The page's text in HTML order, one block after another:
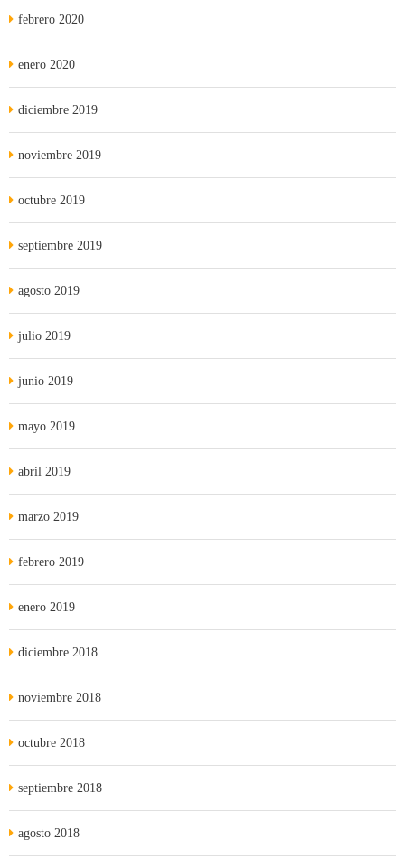
febrero 2020
enero 2020
diciembre 2019
noviembre 2019
octubre 2019
septiembre 2019
agosto 2019
julio 2019
junio 2019
mayo 2019
abril 2019
marzo 2019
febrero 2019
enero 2019
diciembre 2018
noviembre 2018
octubre 2018
septiembre 2018
agosto 2018